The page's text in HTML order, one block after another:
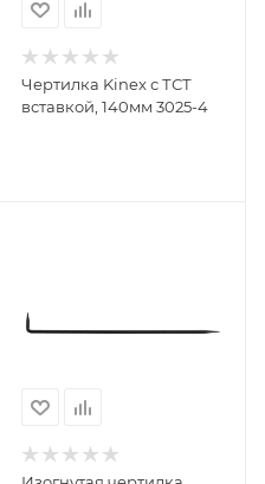
Чертилка Kinex с ТСТ
вставкой, 140мм 3025-4